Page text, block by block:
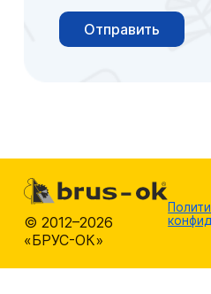
Отправить
© 2012–2026
«БРУС-ОК»